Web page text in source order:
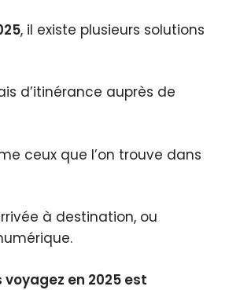
, il existe plusieurs solutions
d’itinérance auprès de
ceux que l’on trouve dans
à destination, ou
en 2025 est